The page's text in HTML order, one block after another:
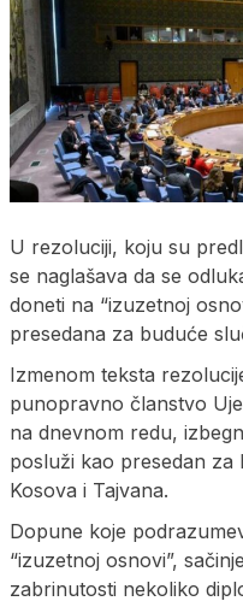
U rezoluciji, koju su
se naglašava da se
doneti na “izuzetnoj
presedana za buduće
Izmenom teksta
punopravno članstvo
na dnevnom redu,
posluži kao presedan za
Kosova i Tajvana.
Dopune koje
“izuzetnoj osnovi”,
zabrinutosti nekoliko